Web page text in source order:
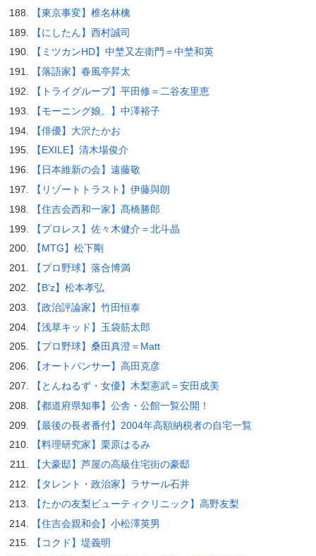
【東京事変】椎名林檎
【にしたん】西村誠司
【ミツカンHD】中埜又左衛門＝中埜和英
【落語家】春風亭昇太
【トライグループ】平田修＝二谷友里恵
【モーニング娘。】中澤裕子
【俳優】大沢たかお
【EXILE】清木場俊介
【日本維新の会】遠藤敬
【リゾートトラスト】伊藤與朗
【住吉会西和一家】髙橋勝郎
【プロレス】佐々木健介＝北斗晶
【MTG】松下剛
【プロ野球】落合博満
【B’z】松本孝弘
【政治評論家】竹田恒泰
【浅草キッド】玉袋筋太郎
【プロ野球】桑田真澄＝Matt
【オートパンサー】高田克彦
【とんねるず・女優】木梨憲武＝安田成美
【都道府県知事】公舎・公館一覧公開！
【最後の長者番付】2004年高額納税者の自宅一覧
【料理研究家】栗原はるみ
【大豪邸】芦屋の高級住宅街の豪邸
【タレント・政治家】ラサール石井
【たかの友梨ビューティクリニック】高野友梨
【住吉会親和会】小松澤英男
【コクド】堤義明